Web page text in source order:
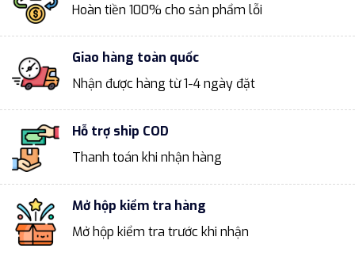
Hoàn tiền 100% cho sản phẩm lỗi
Giao hàng toàn quốc
Nhận được hàng từ 1-4 ngày đặt
Hỗ trợ ship COD
Thanh toán khi nhận hàng
Mở hộp kiểm tra hàng
Mở hộp kiểm tra trước khi nhận